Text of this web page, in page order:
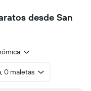
desde San
0 maletas